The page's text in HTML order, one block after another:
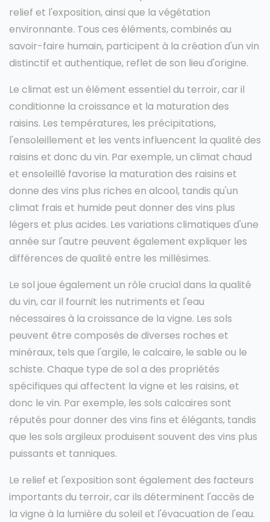
relief et l'exposition, ainsi que la végétation
environnante. Tous ces éléments, combinés au
savoir-faire humain, participent à la création d'un vin
distinctif et authentique, reflet de son lieu d'origine.
Le climat est un élément essentiel du terroir, car il
conditionne la croissance et la maturation des
raisins. Les températures, les précipitations,
l'ensoleillement et les vents influencent la qualité des
raisins et donc du vin. Par exemple, un climat chaud
et ensoleillé favorise la maturation des raisins et
donne des vins plus riches en alcool, tandis qu'un
climat frais et humide peut donner des vins plus
légers et plus acides. Les variations climatiques d'une
année sur l'autre peuvent également expliquer les
différences de qualité entre les millésimes.
Le sol joue également un rôle crucial dans la qualité
du vin, car il fournit les nutriments et l'eau
nécessaires à la croissance de la vigne. Les sols
peuvent être composés de diverses roches et
minéraux, tels que l'argile, le calcaire, le sable ou le
schiste. Chaque type de sol a des propriétés
spécifiques qui affectent la vigne et les raisins, et
donc le vin. Par exemple, les sols calcaires sont
réputés pour donner des vins fins et élégants, tandis
que les sols argileux produisent souvent des vins plus
puissants et tanniques.
Le relief et l'exposition sont également des facteurs
importants du terroir, car ils déterminent l'accès de
la vigne à la lumière du soleil et l'évacuation de l'eau.